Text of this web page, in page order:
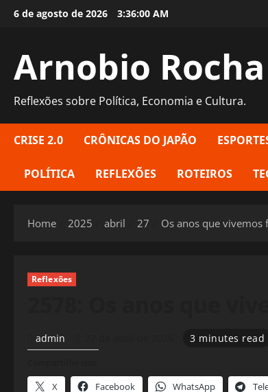
Skip6 de agosto de 2026 3:36:01 AM
Arnobio Rocha
Reflexões sobre Política, Economia e Cultura.
CRISE 2.0 CRÔNICAS DO JAPÃO
POLÍTICA REFLEXÕES ROTEIROS
Home 2025 abril 27 Os anos que vivemos
Reflexões
admin 3 minutes read
X Facebook WhatsApp